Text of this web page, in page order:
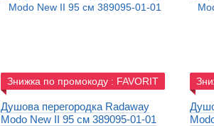
Знижка по промокоду : FAVORIT
Душова перегородка Radaway
Modo New II 95 см 389095-01-01